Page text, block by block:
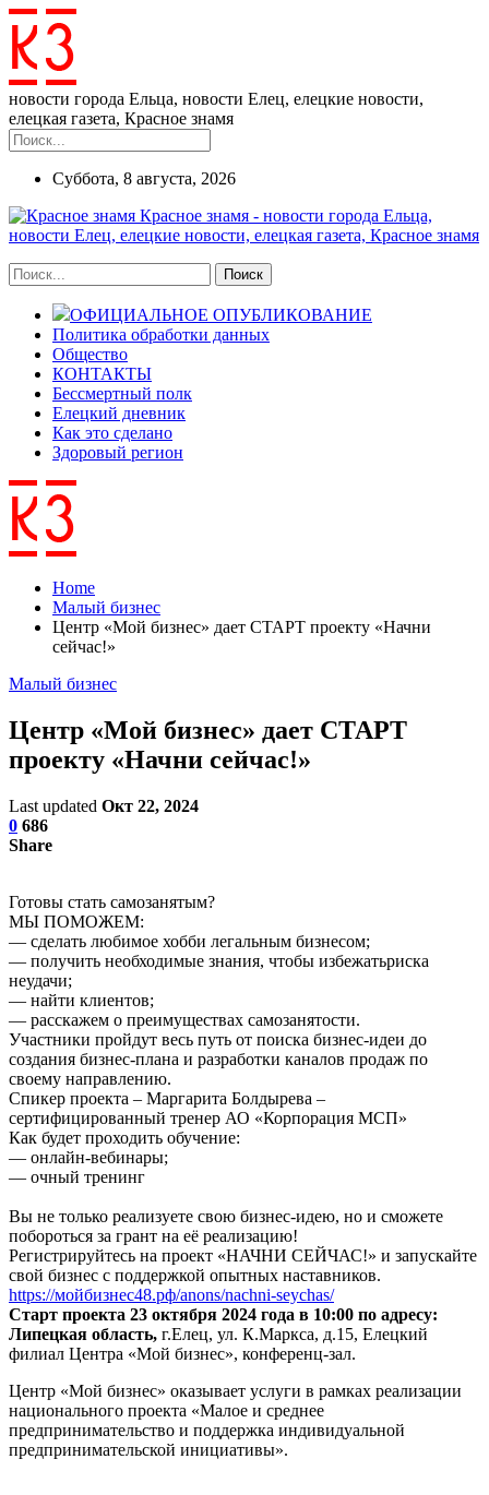
новости города Ельца, новости Елец, елецкие новости,
елецкая газета, Красное знамя
Суббота, 8 августа, 2026
Красное знамя - новости города Ельца,
новости Елец, елецкие новости, елецкая газета, Красное знамя
ОФИЦИАЛЬНОЕ ОПУБЛИКОВАНИЕ
Политика обработки данных
Общество
КОНТАКТЫ
Бессмертный полк
Елецкий дневник
Как это сделано
Здоровый регион
Home
Малый бизнес
Центр «Мой бизнес» дает СТАРТ проекту «Начни
сейчас!»
Малый бизнес
Центр «Мой бизнес» дает СТАРТ
проекту «Начни сейчас!»
Last updated Окт 22, 2024
0 686
Share
Готовы стать самозанятым?
МЫ ПОМОЖЕМ:
— сделать любимое хобби легальным бизнесом;
— получить необходимые знания, чтобы избежатьриска
неудачи;
— найти клиентов;
— расскажем о преимуществах самозанятости.
Участники пройдут весь путь от поиска бизнес-идеи до
создания бизнес-плана и разработки каналов продаж по
своему направлению.
Спикер проекта – Маргарита Болдырева –
сертифицированный тренер АО «Корпорация МСП»
Как будет проходить обучение:
— онлайн-вебинары;
— очный тренинг
Вы не только реализуете свою бизнес-идею, но и сможете
побороться за грант на её реализацию!
Регистрируйтесь на проект «НАЧНИ СЕЙЧАС!» и запускайте
свой бизнес с поддержкой опытных наставников.
https://мойбизнес48.рф/anons/nachni-seychas/
Старт проекта 23 октября 2024 года в 10:00 по адресу:
Липецкая область, г.Елец, ул. К.Маркса, д.15, Елецкий
филиал Центра «Мой бизнес», конференц-зал.
Центр «Мой бизнес» оказывает услуги в рамках реализации
национального проекта «Малое и среднее
предпринимательство и поддержка индивидуальной
предпринимательской инициативы».